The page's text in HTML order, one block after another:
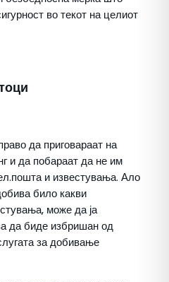
во текот на целиот
да приговараат на
и да побараат да не им
и известувања. Ало
било какви
може да ја
да биде избришан од
за добивање